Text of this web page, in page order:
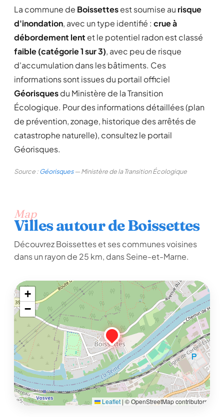
La commune de Boissettesest soumise au risque
d'inondation, avec un type identifié : crue à
débordement lent et le potentiel radon est classé
faible (catégorie 1 sur 3), avec peu de risque
d'accumulation dans les bâtiments. Ces
informations sont issues du portail officiel
Géorisquesdu Ministère de la Transition
Écologique. Pour des informations détaillées (plan
de prévention, zonage, historique des arrêtés de
catastrophe naturelle), consultez le portail
Géorisques.
Source :Géorisques— Ministère de la Transition Écologique
Map
Villes autour de Boissettes
Découvrez Boissettes et ses communes voisines
dans un rayon de 25 km, dans Seine-et-Marne.
+
−
Leaflet | © OpenStreetMap contributors